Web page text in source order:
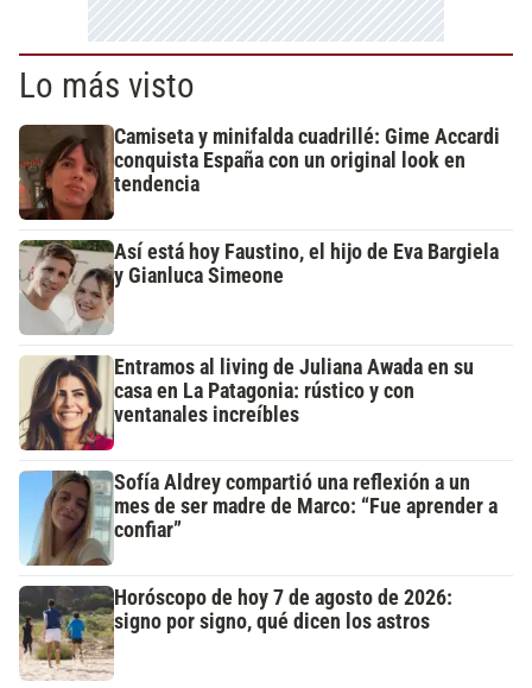
Lo más visto
Camiseta y minifalda cuadrillé: Gime Accardi
conquista España con un original look en
tendencia
Así está hoy Faustino, el hijo de Eva Bargiela
y Gianluca Simeone
Entramos al living de Juliana Awada en su
casa en La Patagonia: rústico y con
ventanales increíbles
Sofía Aldrey compartió una reflexión a un
mes de ser madre de Marco: “Fue aprender a
confiar”
Horóscopo de hoy 7 de agosto de 2026:
signo por signo, qué dicen los astros